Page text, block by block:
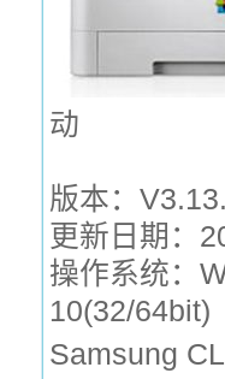
动
版本：
更新日期：
操作系统：
10(32/64bit)
Samsung